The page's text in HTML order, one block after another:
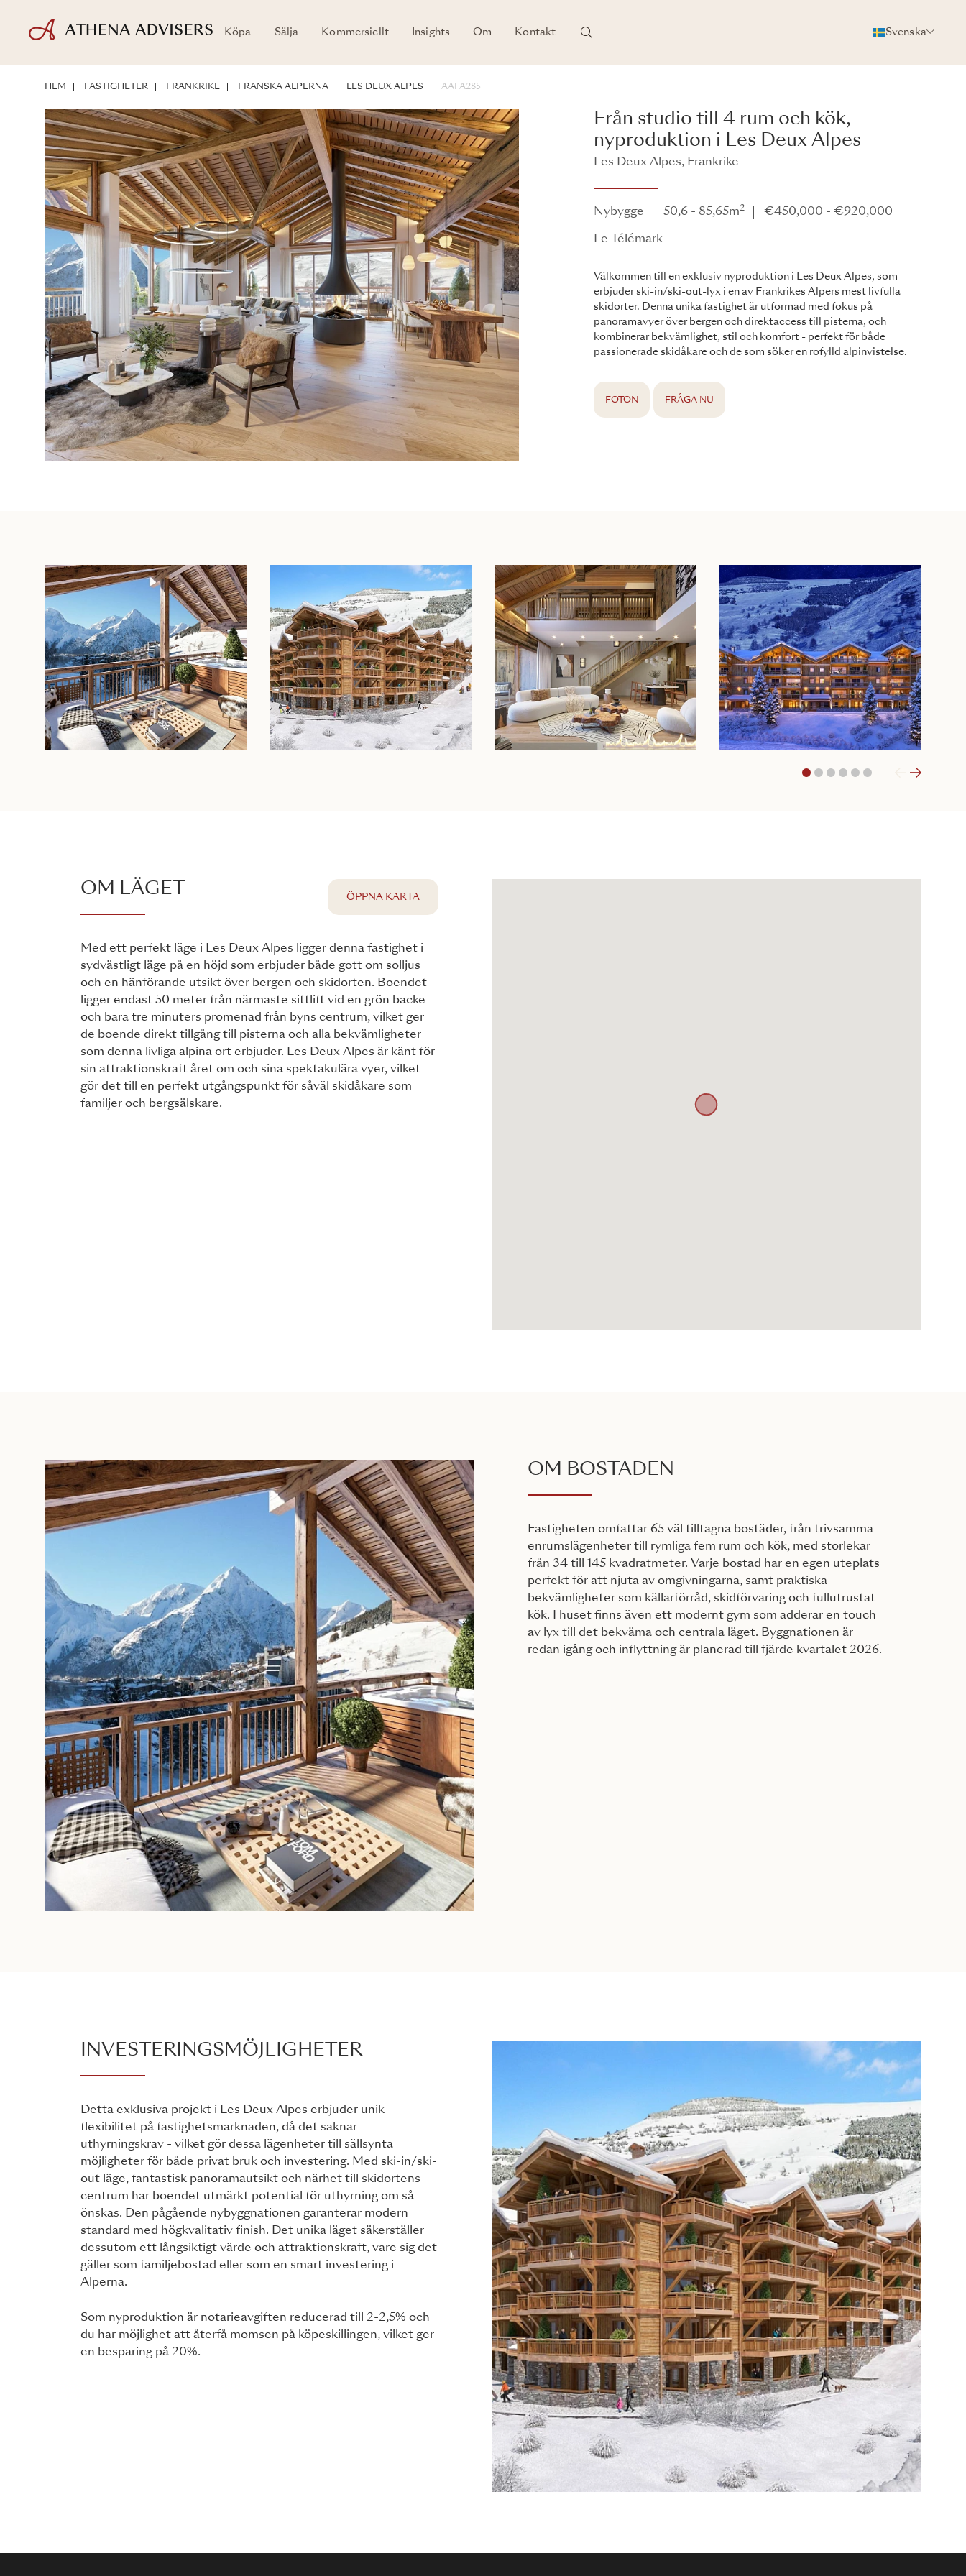
Köpa Sälja Kommersiellt Insights Om Kontakt Svenska
HEM FASTIGHETER FRANKRIKE FRANSKA ALPERNA LES DEUX ALPES AAFA285
Från studio till 4 rum och kök,
nyproduktion i Les Deux Alpes
Les Deux Alpes, Frankrike
Nybygge 50,6 - 85,65m2 €450,000 - €920,000
Le Télémark
Välkommen till en exklusiv nyproduktion i Les Deux Alpes, som
erbjuder ski-in/ski-out-lyx i en av Frankrikes Alpers mest livfulla
skidorter. Denna unika fastighet är utformad med fokus på
panoramavyer över bergen och direktaccess till pisterna, och
kombinerar bekvämlighet, stil och komfort - perfekt för både
passionerade skidåkare och de som söker en rofylld alpinvistelse.
FOTON FRÅGA NU
1 2 3 6
OM LÄGET
Med ett perfekt läge i Les Deux Alpes ligger denna fastighet i
sydvästligt läge på en höjd som erbjuder både gott om solljus
och en hänförande utsikt över bergen och skidorten. Boendet
ligger endast 50 meter från närmaste sittlift vid en grön backe
och bara tre minuters promenad från byns centrum, vilket ger
de boende direkt tillgång till pisterna och alla bekvämligheter
som denna livliga alpina ort erbjuder. Les Deux Alpes är känt för
sin attraktionskraft året om och sina spektakulära vyer, vilket
gör det till en perfekt utgångspunkt för såväl skidåkare som
familjer och bergsälskare.
ÖPPNA KARTA
OM BOSTADEN
Fastigheten omfattar 65 väl tilltagna bostäder, från trivsamma
enrumslägenheter till rymliga fem rum och kök, med storlekar
från 34 till 145 kvadratmeter. Varje bostad har en egen uteplats
perfekt för att njuta av omgivningarna, samt praktiska
bekvämligheter som källarförråd, skidförvaring och fullutrustat
kök. I huset finns även ett modernt gym som adderar en touch
av lyx till det bekväma och centrala läget. Byggnationen är
redan igång och inflyttning är planerad till fjärde kvartalet 2026.
INVESTERINGSMÖJLIGHETER
Detta exklusiva projekt i Les Deux Alpes erbjuder unik
flexibilitet på fastighetsmarknaden, då det saknar
uthyrningskrav - vilket gör dessa lägenheter till sällsynta
möjligheter för både privat bruk och investering. Med ski-in/ski-
out läge, fantastisk panoramautsikt och närhet till skidortens
centrum har boendet utmärkt potential för uthyrning om så
önskas. Den pågående nybyggnationen garanterar modern
standard med högkvalitativ finish. Det unika läget säkerställer
dessutom ett långsiktigt värde och attraktionskraft, vare sig det
gäller som familjebostad eller som en smart investering i
Alperna.
Som nyproduktion är notarieavgiften reducerad till 2-2,5% och
du har möjlighet att återfå momsen på köpeskillingen, vilket ger
en besparing på 20%.